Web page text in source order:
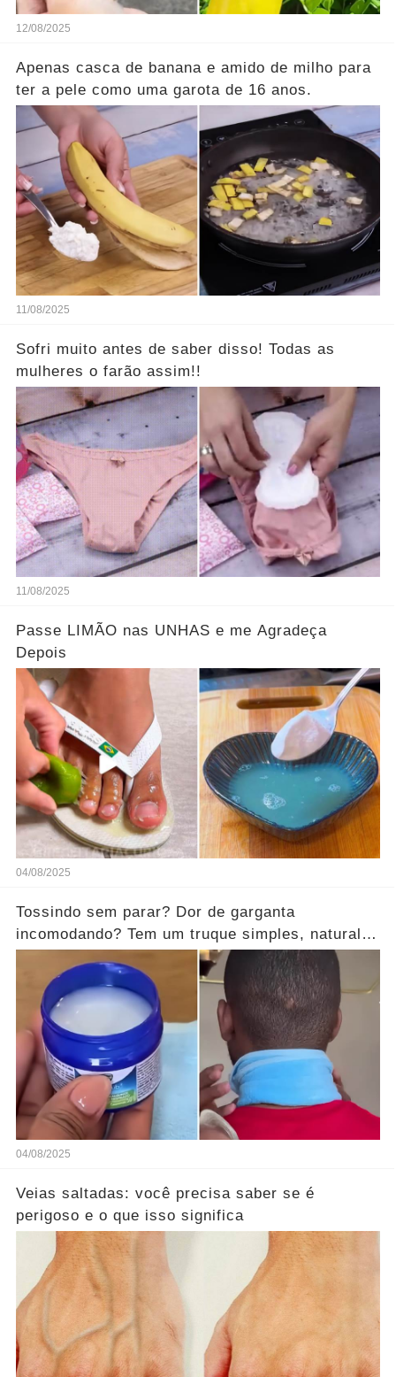
12/08/2025
Apenas casca de banana e amido de milho para
ter a pele como uma garota de 16 anos.
11/08/2025
Sofri muito antes de saber disso! Todas as
mulheres o farão assim!!
11/08/2025
Passe LIMÃO nas UNHAS e me Agradeça
Depois
04/08/2025
Tossindo sem parar? Dor de garganta
incomodando? Tem um truque simples, natural e
04/08/2025
Veias saltadas: você precisa saber se é
perigoso e o que isso significa